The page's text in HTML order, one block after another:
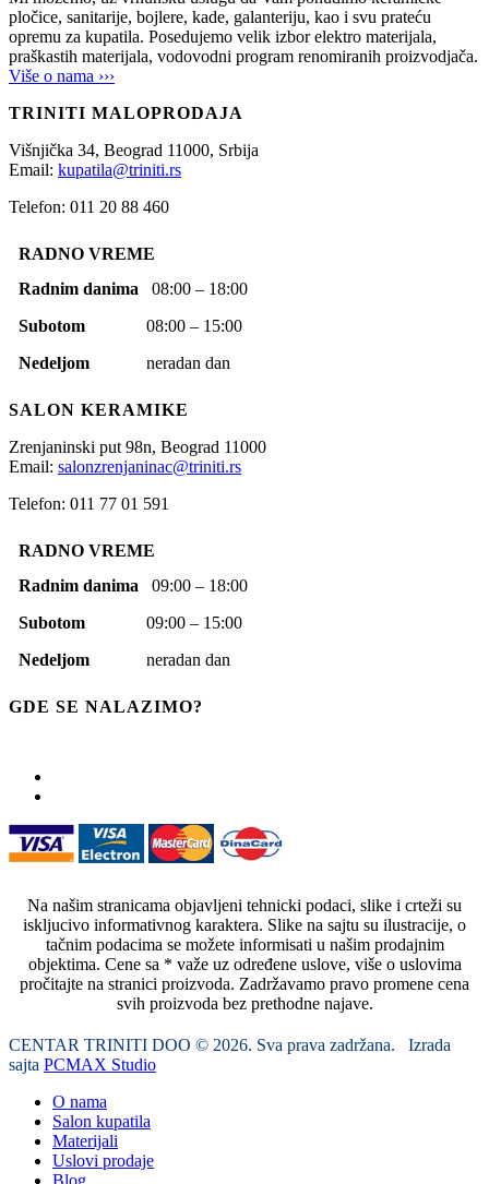
pločice, sanitarije, bojlere, kade, galanteriju, kao i svu prateću
opremu za kupatila. Posedujemo velik izbor elektro materijala,
praškastih materijala, vodovodni program renomiranih proizvodjača.
Više o nama ›››
TRINITI MALOPRODAJA
Višnjička 34, Beograd 11000, Srbija
Email: kupatila@triniti.rs
Telefon: 011 20 88 460
RADNO VREME
Radnim danima 08:00 – 18:00
Subotom 08:00 – 15:00
Nedeljom neradan dan
SALON KERAMIKE
Zrenjaninski put 98n, Beograd 11000
Email: salonzrenjaninac@triniti.rs
Telefon: 011 77 01 591
RADNO VREME
Radnim danima 09:00 – 18:00
Subotom 09:00 – 15:00
Nedeljom neradan dan
GDE SE NALAZIMO?
Na našim stranicama objavljeni tehnicki podaci, slike i crteži su
iskljucivo informativnog karaktera. Slike na sajtu su ilustracije, o
tačnim podacima se možete informisati u našim prodajnim
objektima. Cene sa * važe uz određene uslove, više o uslovima
pročitajte na stranici proizvoda. Zadržavamo pravo promene cena
svih proizvoda bez prethodne najave.
CENTAR TRINITI DOO © 2026. Sva prava zadržana. Izrada
sajta PCMAX Studio
O nama
Salon kupatila
Materijali
Uslovi prodaje